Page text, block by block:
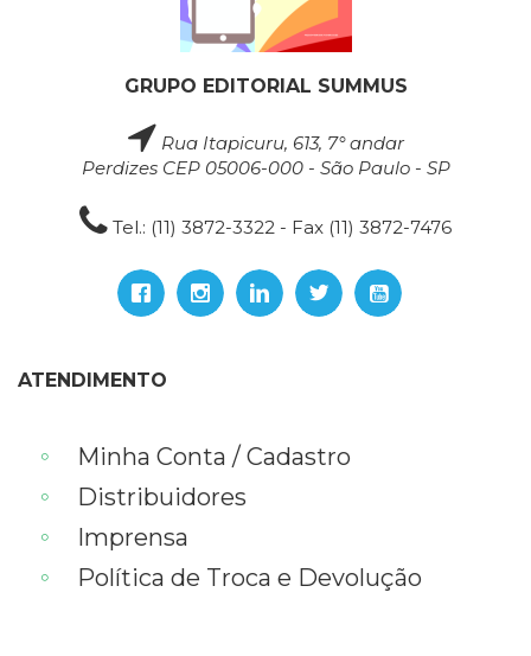
GRUPO EDITORIAL SUMMUS
Rua Itapicuru, 613, 7° andar
Perdizes CEP 05006-000 - São Paulo - SP
Tel.: (11) 3872-3322 - Fax (11) 3872-7476
ATENDIMENTO
Minha Conta / Cadastro
Distribuidores
Imprensa
Política de Troca e Devolução